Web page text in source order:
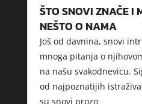
ŠTO SNOVI ZNAČE I
NEŠTO O NAMA
Još od davnina, snovi
mnoga pitanja o
na našu svakodnevicu.
od najpoznatijih
su snovi prozo